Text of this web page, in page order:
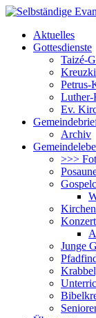
Aktuelles
Gottesdienste
Taizé-
Luther-
Ev.
Archiv
>>>
Junge